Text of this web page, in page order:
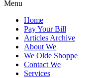
Menu
Home
Pay Your Bill
Articles Archive
About We
We Olde Shoppe
Contact We
Services